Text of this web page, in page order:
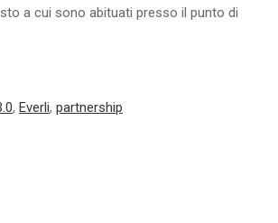
a cui sono abituati presso il punto di
, Everli, partnership